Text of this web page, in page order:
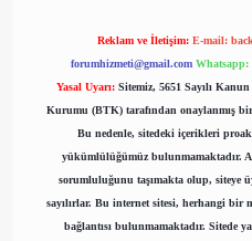
Reklam ve İletişim: E-mail:
forumhizmeti@gmail.com Whatsapp:
Yasal Uyarı: Sitemiz, 5651 Sayılı
Kurumu (BTK) tarafından onaylanmış bir
Bu nedenle, sitedeki içerikleri
yükümlülüğümüz bulunmamaktadır.
sorumluluğunu taşımakta olup, siteye
sayılırlar. Bu internet sitesi, herhangi bir
bağlantısı bulunmamaktadır. Sitede